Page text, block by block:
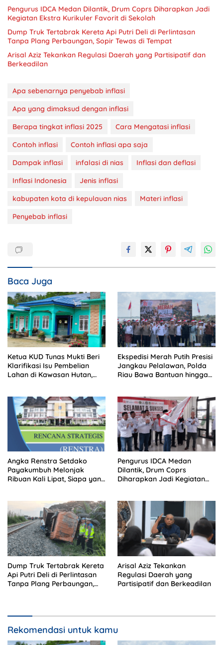
Pengurus IDCA Medan Dilantik, Drum Coprs Diharapkan Jadi
Kegiatan Ekstra Kurikuler Favorit di Sekolah
Dump Truk Tertabrak Kereta Api Putri Deli di Perlintasan
Tanpa Plang Perbaungan, Sopir Tewas di Tempat
Arisal Aziz Tekankan Regulasi Daerah yang Partisipatif dan
Berkeadilan
Apa sebenarnya penyebab inflasi
Apa yang dimaksud dengan inflasi
Berapa tingkat inflasi 2025
Cara Mengatasi inflasi
Contoh inflasi
Contoh inflasi apa saja
Dampak inflasi
infalasi di nias
Inflasi dan deflasi
Inflasi Indonesia
Jenis inflasi
kabupaten kota di kepulauan nias
Materi inflasi
Penyebab inflasi
Baca Juga
Ketua KUD Tunas Mukti Beri
Klarifikasi Isu Pembelian
Lahan di Kawasan Hutan,
Ekspedisi Merah Putih Presisi
Jangkau Pelalawan, Polda
Riau Bawa Bantuan hingga
Angka Renstra Setdako
Payakumbuh Melonjak
Ribuan Kali Lipat, Siapa yang
Pengurus IDCA Medan
Dilantik, Drum Coprs
Diharapkan Jadi Kegiatan
Dump Truk Tertabrak Kereta
Api Putri Deli di Perlintasan
Tanpa Plang Perbaungan,
Arisal Aziz Tekankan
Regulasi Daerah yang
Partisipatif dan Berkeadilan
Rekomendasi untuk kamu